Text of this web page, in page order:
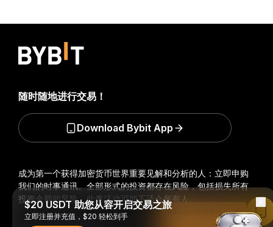
成为第一个获得加密货币世界重要见解和分析的人：立即申购
我们的时事通讯。全部形式的投资都存在风险，包括损失所有
投资金额的风险。此类活动可能不适合所有人。
随时随地进行交易！
Download Bybit App
$20 USDT 助您从容开启交易之旅
立即注册并充值，$20 轻松到手 Read in Bybit App